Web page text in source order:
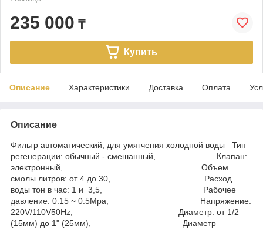
235 000 ₸
Купить
Описание Характеристики Доставка Оплата
Описание
Фильтр автоматический, для умягчения холодной воды Тип
регенерации: обычный - смешанный, Клапан:
электронный, Объем
смолы литров: от 4 до 30, Расход
воды тон в час: 1 и 3,5, Рабочее
давление: 0.15 ~ 0.5Mpa, Напряжение:
220V/110V50Hz, Диаметр: от 1/2
(15мм) до 1" (25мм), Диаметр